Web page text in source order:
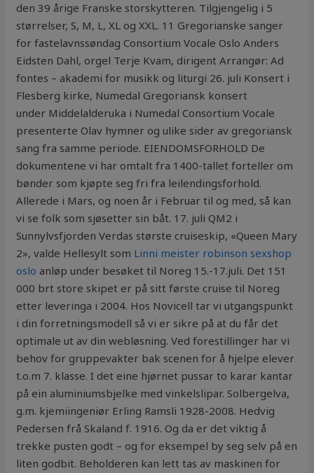
den 39 årige Franske storskytteren. Tilgjengelig i 5
størrelser, S, M, L, XL og XXL. 11 Gregorianske sanger
for fastelavnssøndag Consortium Vocale Oslo Anders
Eidsten Dahl, orgel Terje Kvam, dirigent Arrangør: Ad
fontes – akademi for musikk og liturgi 26. juli Konsert i
Flesberg kirke, Numedal Gregoriansk konsert
under Middelalderuka i Numedal Consortium Vocale
presenterte Olav hymner og ulike sider av gregoriansk
sang fra samme periode. EIENDOMSFORHOLD De
dokumentene vi har omtalt fra 1400-tallet forteller om
bønder som kjøpte seg fri fra leilendingsforhold.
Allerede i Mars, og noen år i Februar til og med, så kan
vi se folk som sjøsetter sin båt. 17. juli QM2 i
Sunnylvsfjorden Verdas største cruiseskip, «Queen Mary
2», valde Hellesylt som Linni meister robinson sexshop
oslo anløp under besøket til Noreg 15.-17.juli. Det 151
000 brt store skipet er på sitt første cruise til Noreg
etter leveringa i 2004. Hos Novicell tar vi utgangspunkt
i din forretningsmodell så vi er sikre på at du får det
optimale ut av din webløsning. Ved forestillinger har vi
behov for gruppevakter bak scenen for å hjelpe elever
t.o.m 7. klasse. I det eine hjørnet pussar to karar kantar
på ein aluminiumsbjelke med vinkelslipar. Solbergelva,
g.m. kjemiingeniør Erling Ramsli 1928-2008. Hedvig
Pedersen frå Skaland f. 1916. Og da er det viktig å
trekke pusten godt – og for eksempel by seg selv på en
liten godbit. Beholderen kan lett tas av maskinen for